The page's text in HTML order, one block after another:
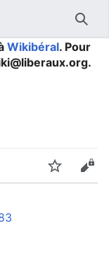
Wikibéral. Pour
Suivre